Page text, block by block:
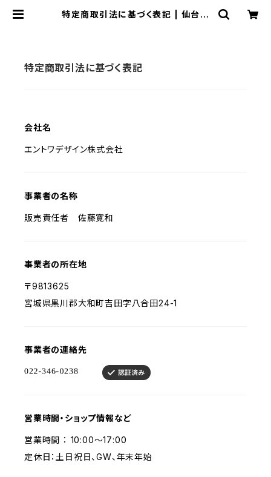
特定商取引法に基づく表記 | 仙台弁
特定商取引法に基づく表記
会社名
エントワデザイン株式会社
事業者の名称
販売責任者 佐藤寛和
事業者の所在地
〒9813625
宮城県黒川郡大和町吉田字八合田24-1
事業者の連絡先
営業時間・ショップ情報など
営業時間 ： 10:00〜17:00
定休日：土日祝日、GW、年末年始